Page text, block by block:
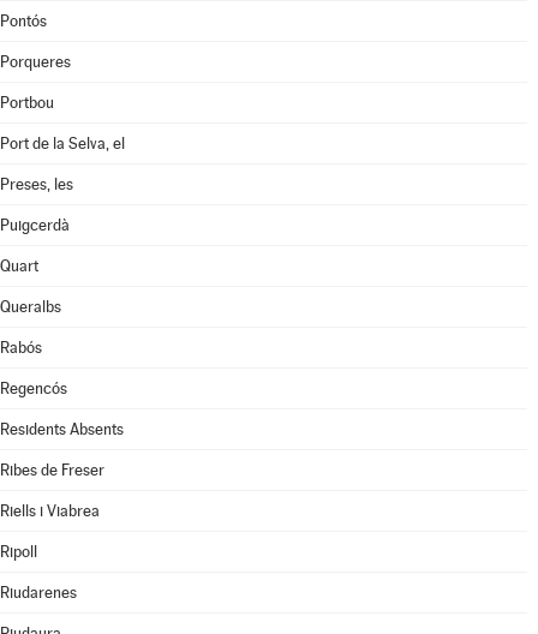
Pontós
Porqueres
Portbou
Port de la Selva, el
Preses, les
Puigcerdà
Quart
Queralbs
Rabós
Regencós
Residents Absents
Ribes de Freser
Riells i Viabrea
Ripoll
Riudarenes